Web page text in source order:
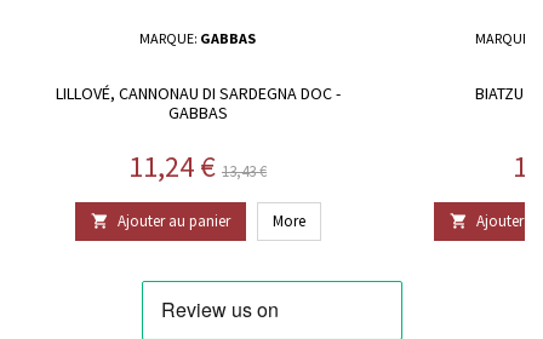
MARQUE: GABBAS
LILLOVÉ, CANNONAU DI SARDEGNA DOC -
GABBAS
Prix
11,24 €Prix de base
13,43 €
 Ajouter au panier More
MARQUE:
BIATZU -
 Ajouter